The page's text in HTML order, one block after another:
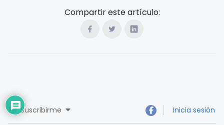
Compartir este artículo:
Suscribirme Inicia sesión